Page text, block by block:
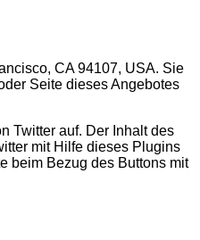
CA 94107, USA. Sie
Seite dieses Angebotes
Twitter auf. Der Inhalt des
mit Hilfe dieses Plugins
beim Bezug des Buttons mit